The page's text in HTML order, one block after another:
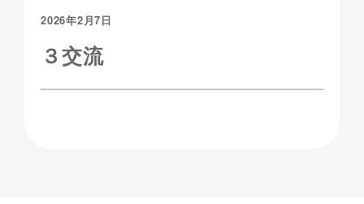
2026年2月7日
３交流